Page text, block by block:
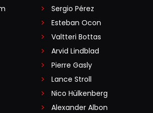
Sergio Pérez
Esteban Ocon
Valtteri Bottas
Arvid Lindblad
Pierre Gasly
Lance Stroll
Nico Hülkenberg
Alexander Albon